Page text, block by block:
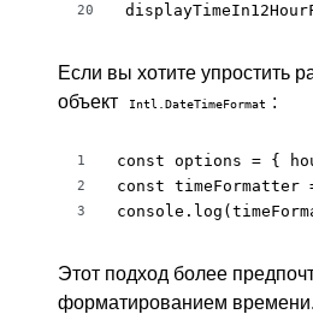
20
Если вы хотите упростить
объект
Intl.DateTimeFormat :
1
2
3
const options = {
const timeFormatter
Этот подход более
форматированием времени.